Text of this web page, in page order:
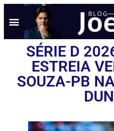
SÉRIE D
ESTREIA
SOUZA-PB